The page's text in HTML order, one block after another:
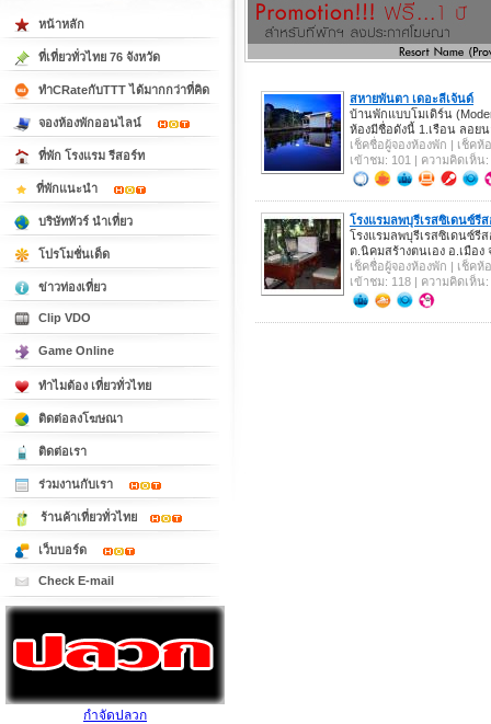
สหายพันตา เดอะลีเจ้นด์
บ้านพักแบบโมเดิร์น
ห้องมีชื่อดังนี้ 1.เรือน ลอย
เช็คชื่อผู้จองห้องพัก | เช็ค
เข้าชม: 101 | ความคิดเห็น:
โรงแรมลพบุรีเรสซิเดนซ์รี
โรงแรมลพบุรีเรสซิเด
ต.นิคมสร้างตนเอง อ.เมือง
เช็คชื่อผู้จองห้องพัก | เช็ค
เข้าชม: 118 | ความคิดเห็น:
หน้าหลัก
ที่เที่ยวทั่วไทย 76 จังหวัด
ทำCRateกับTTT ได้มากกว่าที่คิด
จองห้องพักออนไลน์
ที่พัก โรงแรม รีสอร์ท
ที่พักแนะนำ
บริษัททัวร์ นำเที่ยว
โปรโมชั่นเด็ด
ข่าวท่องเที่ยว
Clip VDO
Game Online
ทำไมต้อง เที่ยวทั่วไทย
ติดต่อลงโฆษณา
ติดต่อเรา
ร่วมงานกับเรา
ร้านค้าเที่ยวทั่วไทย
เว็บบอร์ด
Check E-mail
กำจัดปลวก